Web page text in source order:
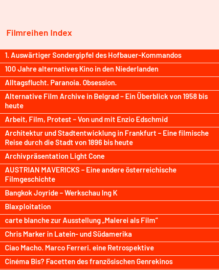
Filmreihen Index
1. Auswärtiger Sondergipfel des Hofbauer-Kommandos
100 Jahre alternatives Kino in den Niederlanden
Alltagsflucht. Paranoia. Obsession.
Alternative Film Archive in Belgrad – Ein Überblick von 1958 bis
heute
Arbeit, Film, Protest – Von und mit Enzio Edschmid
Architektur und Stadtentwicklung in Frankfurt – Eine filmische
Reise durch die Stadt von 1896 bis heute
Archivpräsentation Light Cone
AUSTRIAN MAVERICKS – Eine andere österreichische
Filmgeschichte
Bangkok Joyride – Werkschau Ing K
Blaxploitation
carte blanche zur Ausstellung „Malerei als Film“
Chris Marker in Latein- und Südamerika
Ciao Macho. Marco Ferreri. eine Retrospektive
Cinéma Bis? Facetten des französischen Genrekinos